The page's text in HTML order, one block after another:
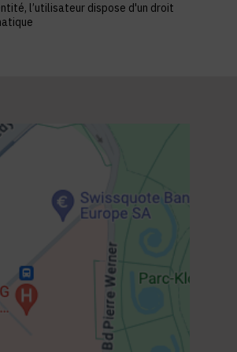
l’utilisateur dispose d'un droit